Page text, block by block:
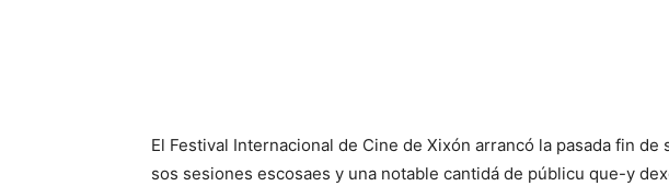
El Festival Internacional de Cine de Xixón arrancó la pasada fin de
sos sesiones escosaes y una notable cantidá de públicu que-y